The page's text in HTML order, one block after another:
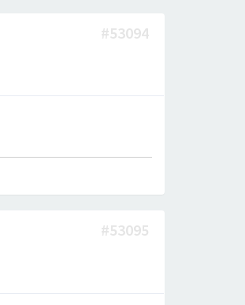
#53094
#53095